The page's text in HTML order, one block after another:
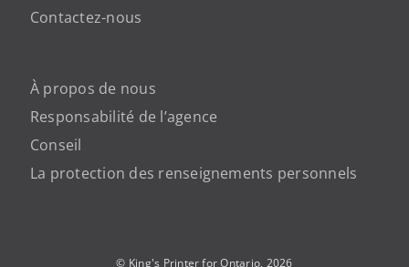
Contactez-nous
À propos de nous
Responsabilité de l’agence
Conseil
La protection des renseignements personnels
© King's Printer for Ontario, 2026